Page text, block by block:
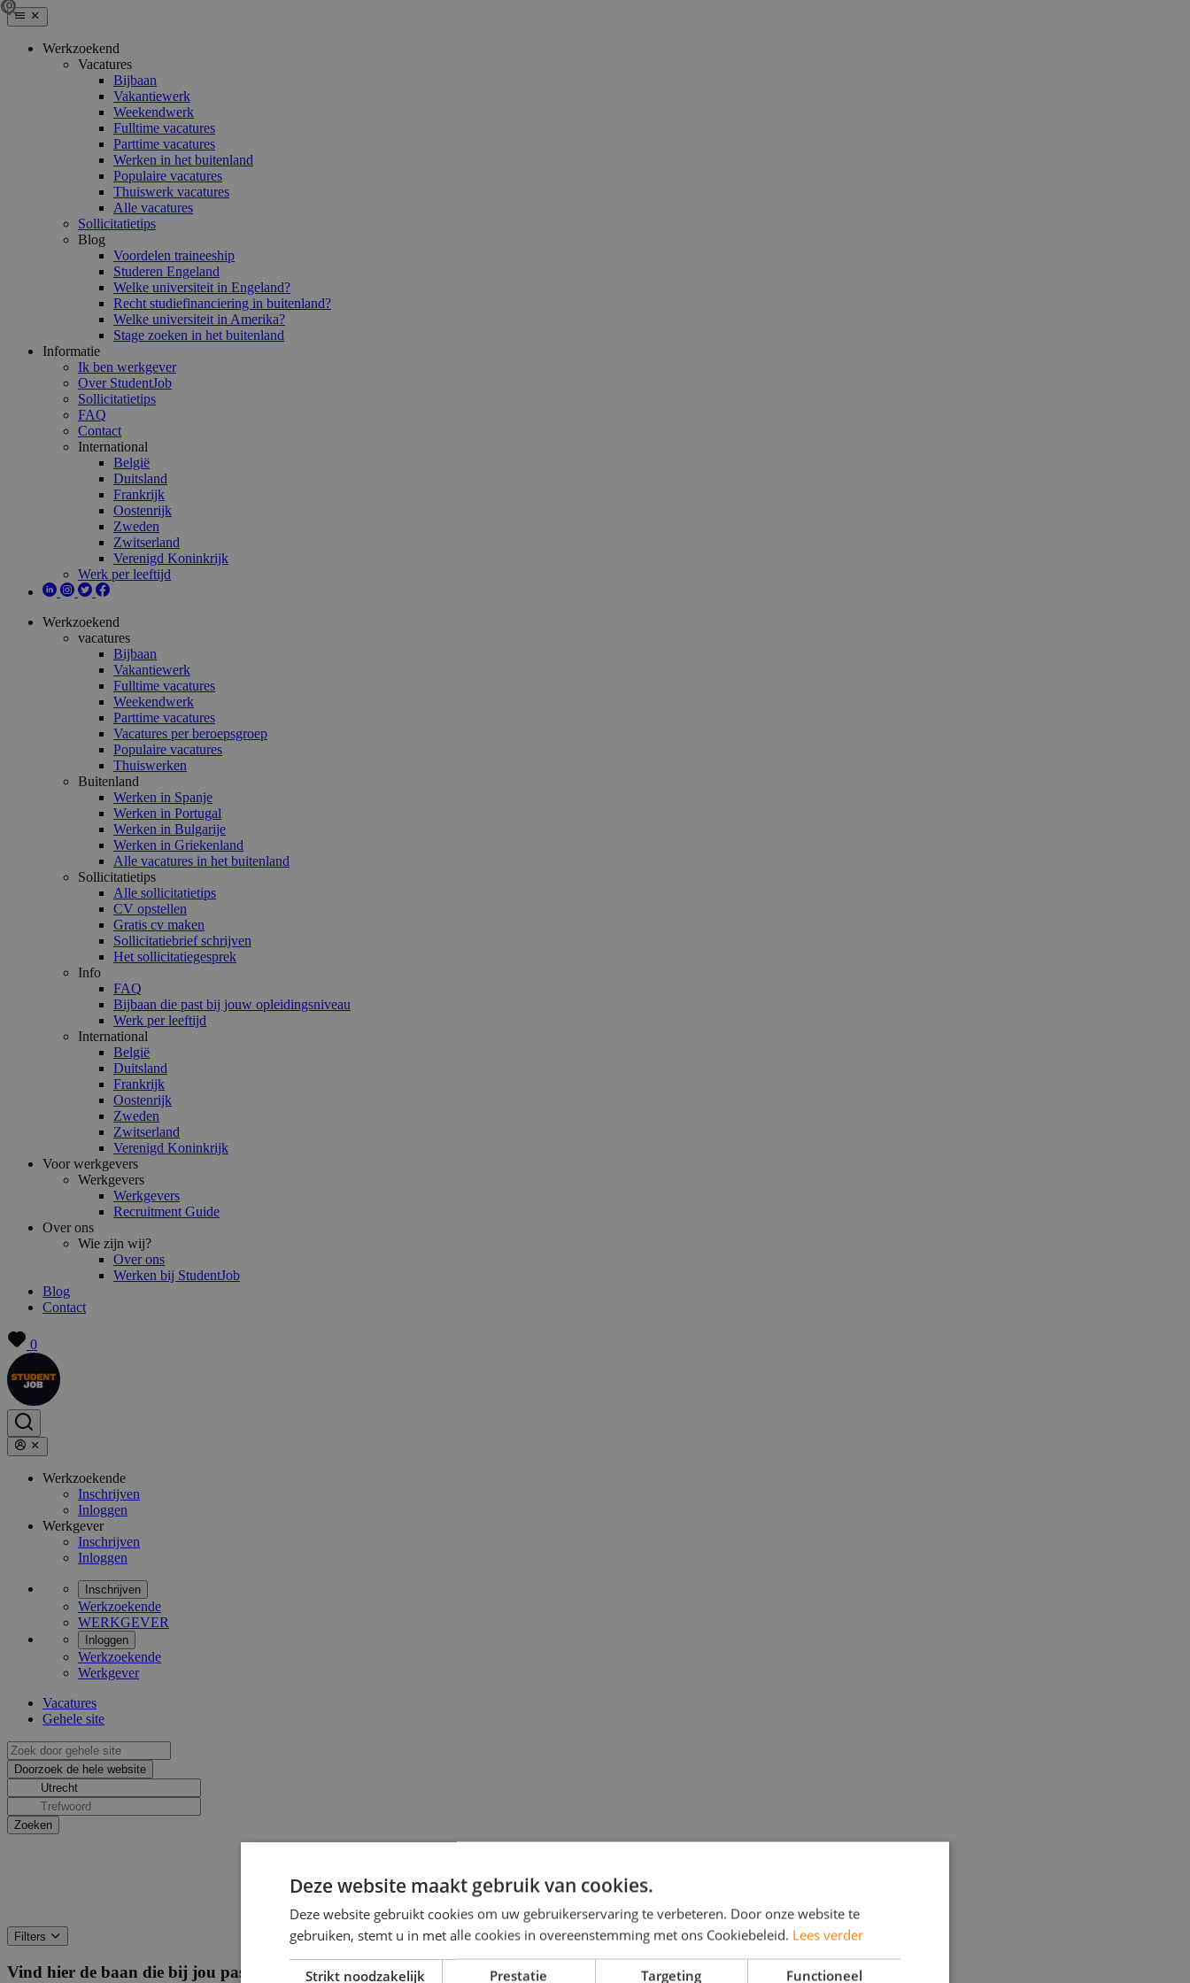
Werkzoekend
Vacatures
Bijbaan
Vakantiewerk
Weekendwerk
Fulltime vacatures
Parttime vacatures
Werken in het buitenland
Populaire vacatures
Thuiswerk vacatures
Alle vacatures
Sollicitatietips
Blog
Voordelen traineeship
Studeren Engeland
Welke universiteit in Engeland?
Recht studiefinanciering in buitenland?
Welke universiteit in Amerika?
Stage zoeken in het buitenland
Informatie
Ik ben werkgever
Over StudentJob
Sollicitatietips
FAQ
Contact
International
België
Duitsland
Frankrijk
Oostenrijk
Zweden
Zwitserland
Verenigd Koninkrijk
Werk per leeftijd
Werkzoekend
vacatures
Bijbaan
Vakantiewerk
Fulltime vacatures
Weekendwerk
Parttime vacatures
Vacatures per beroepsgroep
Populaire vacatures
Thuiswerken
Buitenland
Werken in Spanje
Werken in Portugal
Werken in Bulgarije
Werken in Griekenland
Alle vacatures in het buitenland
Sollicitatietips
Alle sollicitatietips
CV opstellen
Gratis cv maken
Sollicitatiebrief schrijven
Het sollicitatiegesprek
Info
FAQ
Bijbaan die past bij jouw opleidingsniveau
Werk per leeftijd
International
België
Duitsland
Frankrijk
Oostenrijk
Zweden
Zwitserland
Verenigd Koninkrijk
Voor werkgevers
Werkgevers
Werkgevers
Recruitment Guide
Over ons
Wie zijn wij?
Over ons
Werken bij StudentJob
Blog
Contact
0
Werkzoekende
Inschrijven
Inloggen
Werkgever
Inschrijven
Inloggen
Inschrijven
Werkzoekende
WERKGEVER
Inloggen
Werkzoekende
Werkgever
Vacatures
Gehele site
Filters
Vind hier de baan die bij jou past
Deze website maakt gebruik van cookies.
Deze website gebruikt cookies om uw gebruikerservaring te verbeteren. Door onze website te
gebruiken, stemt u in met alle cookies in overeenstemming met ons Cookiebeleid. Lees verder
Strikt noodzakelijk Prestatie Targeting Functioneel